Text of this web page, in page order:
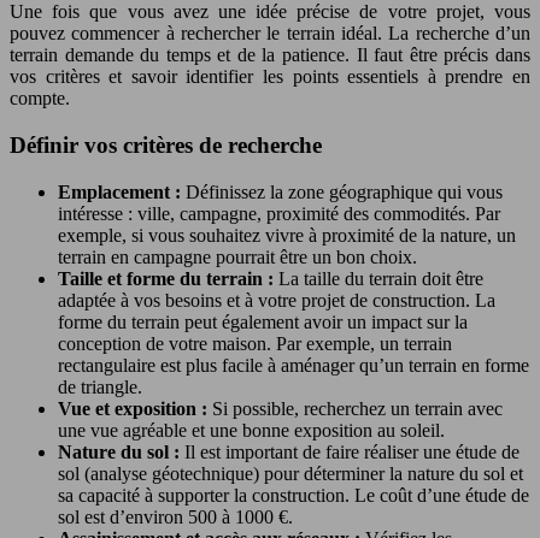
Une fois que vous avez une idée précise de votre projet, vous
pouvez commencer à rechercher le terrain idéal. La recherche d’un
terrain demande du temps et de la patience. Il faut être précis dans
vos critères et savoir identifier les points essentiels à prendre en
compte.
Définir vos critères de recherche
Emplacement : Définissez la zone géographique qui vous
intéresse : ville, campagne, proximité des commodités. Par
exemple, si vous souhaitez vivre à proximité de la nature, un
terrain en campagne pourrait être un bon choix.
Taille et forme du terrain : La taille du terrain doit être
adaptée à vos besoins et à votre projet de construction. La
forme du terrain peut également avoir un impact sur la
conception de votre maison. Par exemple, un terrain
rectangulaire est plus facile à aménager qu’un terrain en forme
de triangle.
Vue et exposition : Si possible, recherchez un terrain avec
une vue agréable et une bonne exposition au soleil.
Nature du sol : Il est important de faire réaliser une étude de
sol (analyse géotechnique) pour déterminer la nature du sol et
sa capacité à supporter la construction. Le coût d’une étude de
sol est d’environ 500 à 1000 €.